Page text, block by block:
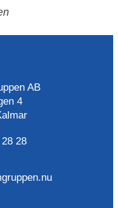
AB
4
28